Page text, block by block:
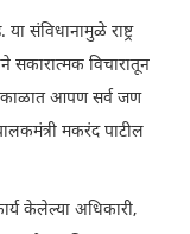
संविधानामुळे राष्ट्र
सकारात्मक विचारातून
काळात आपण सर्व जण
मकरंद पाटील
केलेल्या अधिकारी,